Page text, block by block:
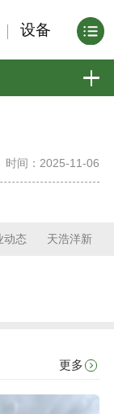
设备
时间：2025-11-06
动态 天浩洋新
更多